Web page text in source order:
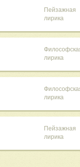
Пейзажная
лирика
лирика
лирика
Пейзажная
лирика